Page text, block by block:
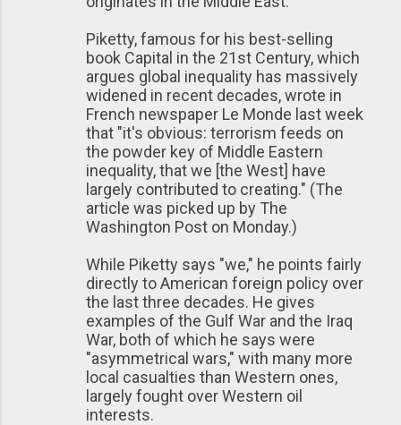
Piketty, famous for his best-selling
book Capital in the 21st Century, which
argues global inequality has massively
widened in recent decades, wrote in
French newspaper Le Monde last week
that "it's obvious: terrorism feeds on
the powder key of Middle Eastern
inequality, that we [the West] have
largely contributed to creating." (The
article was picked up by The
Washington Post on Monday.)
While Piketty says "we," he points fairly
directly to American foreign policy over
the last three decades. He gives
examples of the Gulf War and the Iraq
War, both of which he says were
"asymmetrical wars," with many more
local casualties than Western ones,
largely fought over Western oil
interests.